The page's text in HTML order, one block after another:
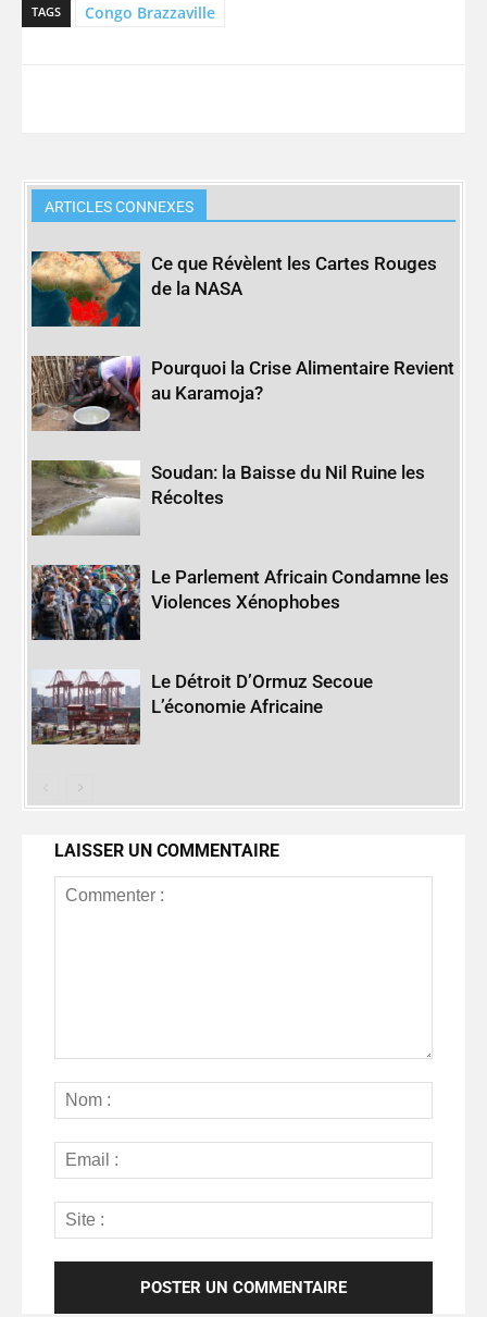
TAGS Congo Brazzaville
ARTICLES CONNEXES
Ce que Révèlent les Cartes Rouges
de la NASA
Pourquoi la Crise Alimentaire Revient
au Karamoja?
Soudan: la Baisse du Nil Ruine les
Récoltes
Le Parlement Africain Condamne les
Violences Xénophobes
Le Détroit D’Ormuz Secoue
L’économie Africaine
LAISSER UN COMMENTAIRE